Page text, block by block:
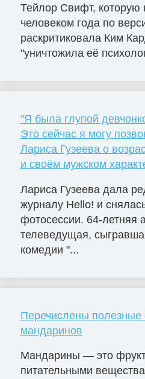
Тейлор Свифт, которую
человеком года по
раскритиковала Ким
"уничтожила её
"Я была глупой
Это сейчас я могу
Лариса Гузеева о
и своём мужском
Лариса Гузеева дала
журналу Hello! и
фотосессии. 64-летняя
телеведущая,
комедии "...
Перечислены полезные
мандаринов
Мандарины — это
питательными